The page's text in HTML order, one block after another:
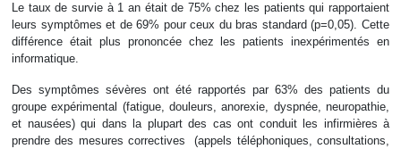
Le taux de survie à 1 an était de 75% chez les patients qui rapportaient
leurs symptômes et de 69% pour ceux du bras standard (p=0,05). Cette
différence était plus prononcée chez les patients inexpérimentés en
informatique.
Des symptômes sévères ont été rapportés par 63% des patients du
groupe expérimental (fatigue, douleurs, anorexie, dyspnée, neuropathie,
et nausées) qui dans la plupart des cas ont conduit les infirmières à
prendre des mesures correctives (appels téléphoniques, consultations,